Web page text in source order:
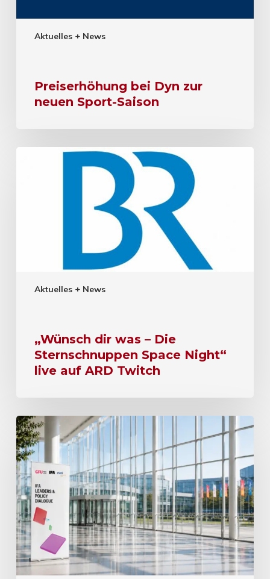
Aktuelles + News
Preiserhöhung bei Dyn zur
neuen Sport-Saison
Aktuelles + News
„Wünsch dir was – Die
Sternschnuppen Space Night“
live auf ARD Twitch